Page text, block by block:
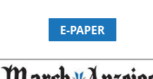
E-PAPER